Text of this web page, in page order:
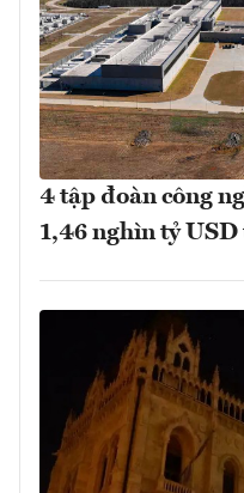
4 tập đoàn công
1,46 nghìn tỷ